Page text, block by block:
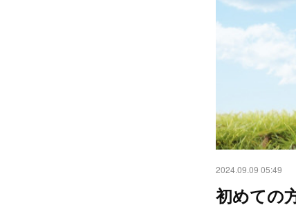
2024.09.09 05:49
初めての